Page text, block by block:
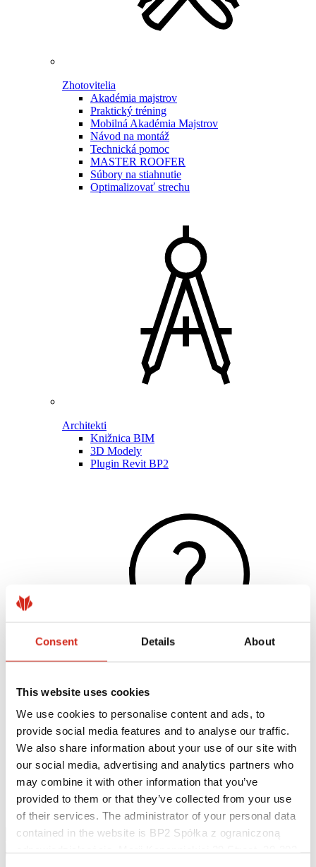
Consent Details About
This website uses cookies
We use cookies to personalise content and ads, to
provide social media features and to analyse our traffic.
We also share information about your use of our site with
our social media, advertising and analytics partners who
may combine it with other information that you’ve
provided to them or that they’ve collected from your use
of their services. The administrator of your personal data
contained in the website is BP2 Spółka z ograniczoną
Zhotovitelia
Akadémia majstrov
Praktický tréning
Mobilná Akadémia Majstrov
Návod na montáž
Technická pomoc
MASTER ROOFER
Súbory na stiahnutie
Optimalizovať strechu
Architekti
Knižnica BIM
3D Modely
Plugin Revit BP2
Užitočné odkazy
Nátery, farby a záruky
Registrácia záruky
Realizácie a inšpirácie
Súbory na stiahnutie
Nájsť zhotoviteľa
Knižnica BIM
Najčastejšie otázky (FAQ)
Na stiahnutie
Kontakty